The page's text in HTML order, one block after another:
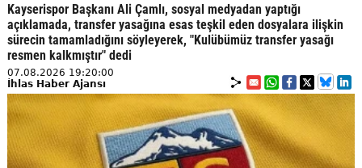
Kayserispor Başkanı Ali Çamlı, sosyal medyadan yaptığı
açıklamada, transfer yasağına esas teşkil eden dosyalara ilişkin
sürecin tamamladığını söyleyerek, "Kulübümüz transfer yasağı
resmen kalkmıştır" dedi
07.08.2026 19:20:00
İhlas Haber Ajansı